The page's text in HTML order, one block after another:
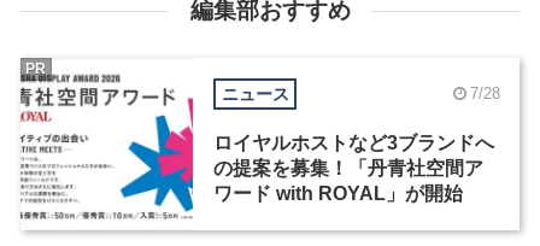
編集部おすすめ
ニュース 7/28
ロイヤルホストなど3ブランドへ
の提案を募集！「丹青社空間ア
ワード with ROYAL」が開始
PR